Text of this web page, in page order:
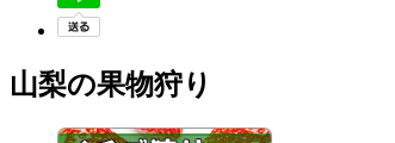
山梨の果物狩り